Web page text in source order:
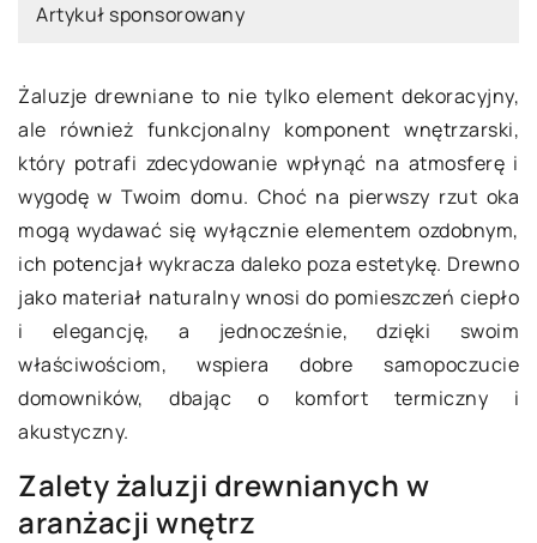
Artykuł sponsorowany
Żaluzje drewniane to nie tylko element dekoracyjny,
ale również funkcjonalny komponent wnętrzarski,
który potrafi zdecydowanie wpłynąć na atmosferę i
wygodę w Twoim domu. Choć na pierwszy rzut oka
mogą wydawać się wyłącznie elementem ozdobnym,
ich potencjał wykracza daleko poza estetykę. Drewno
jako materiał naturalny wnosi do pomieszczeń ciepło
i elegancję, a jednocześnie, dzięki swoim
właściwościom, wspiera dobre samopoczucie
domowników, dbając o komfort termiczny i
akustyczny.
Zalety żaluzji drewnianych w
aranżacji wnętrz